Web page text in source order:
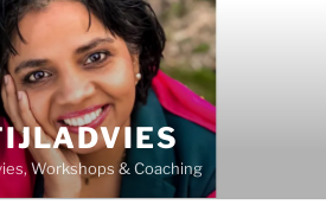
Workshops & Coaching